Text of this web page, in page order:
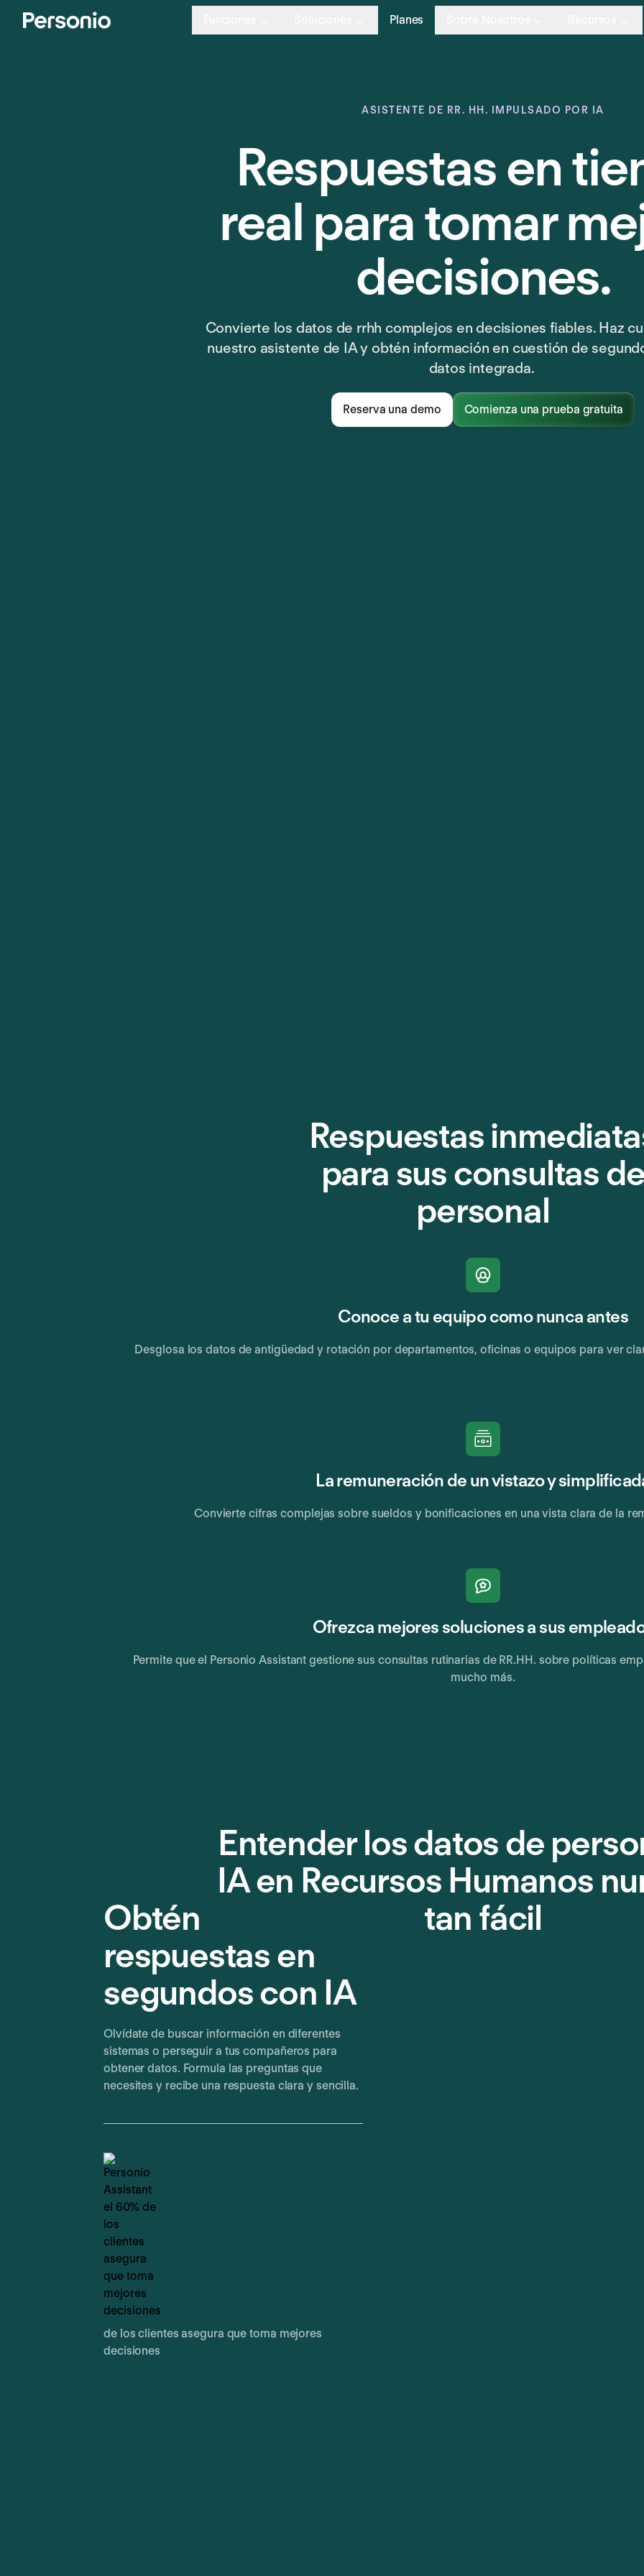
Planes
ASISTENTE DE RR. HH. IMPULSADO POR IA
Respuestas en
real para tomar
decisiones.
Convierte los datos de rrhh complejos en decisiones fiables. Haz
nuestro asistente de IA y obtén información en cuestión de
datos integrada.
Reserva una demo Comienza una prueba gratuita
Respuestas
para sus consultas
personal
Conoce a tu equipo como nunca antes
Desglosa los datos de antigüedad y rotación por departamentos, oficinas o equipos para ver
La remuneración de un vistazo y
Convierte cifras complejas sobre sueldos y bonificaciones en una vista clara de la
Ofrezca mejores soluciones a sus
Permite que el Personio Assistant gestione sus consultas rutinarias de RR.HH. sobre políticas
mucho más.
Entender los datos de
IA en Recursos Humanos
tan fácil
Obtén
respuestas en
segundos con IA
Olvídate de buscar información en diferentes
sistemas o perseguir a tus compañeros para
obtener datos. Formula las preguntas que
necesites y recibe una respuesta clara y sencilla.
de los clientes asegura que toma mejores
decisiones